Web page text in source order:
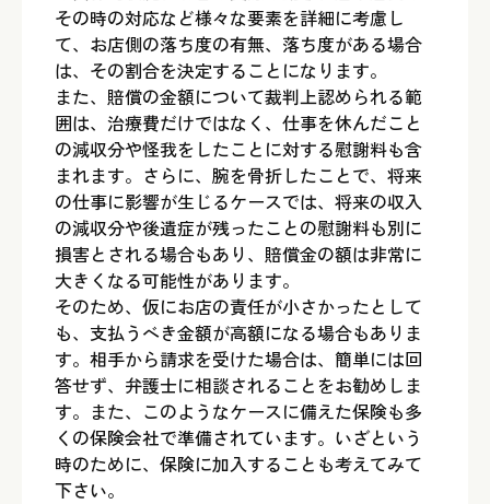
その時の対応など様々な要素を詳細に考慮し
て、お店側の落ち度の有無、落ち度がある場合
は、その割合を決定することになります。
また、賠償の金額について裁判上認められる範
囲は、治療費だけではなく、仕事を休んだこと
の減収分や怪我をしたことに対する慰謝料も含
まれます。さらに、腕を骨折したことで、将来
の仕事に影響が生じるケースでは、将来の収入
の減収分や後遺症が残ったことの慰謝料も別に
損害とされる場合もあり、賠償金の額は非常に
大きくなる可能性があります。
そのため、仮にお店の責任が小さかったとして
も、支払うべき金額が高額になる場合もありま
す。相手から請求を受けた場合は、簡単には回
答せず、弁護士に相談されることをお勧めしま
す。また、このようなケースに備えた保険も多
くの保険会社で準備されています。いざという
時のために、保険に加入することも考えてみて
下さい。